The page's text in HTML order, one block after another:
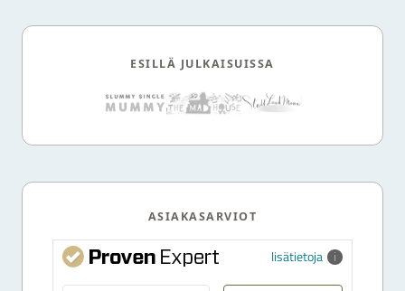
ESILLÄ JULKAISUISSA
ASIAKASARVIOT
lisätietoja